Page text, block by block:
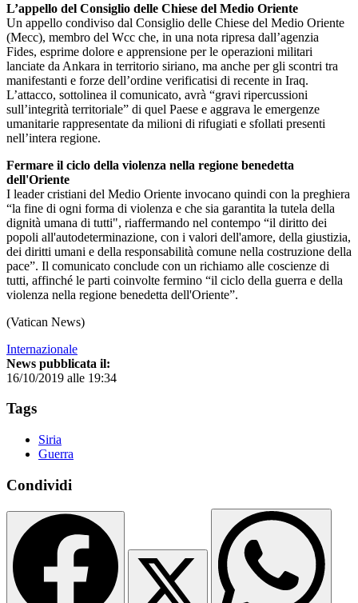
L’appello del Consiglio delle Chiese del Medio Oriente
Un appello condiviso dal Consiglio delle Chiese del Medio Oriente
(Mecc), membro del Wcc che, in una nota ripresa dall’agenzia
Fides, esprime dolore e apprensione per le operazioni militari
lanciate da Ankara in territorio siriano, ma anche per gli scontri tra
manifestanti e forze dell’ordine verificatisi di recente in Iraq.
L’attacco, sottolinea il comunicato, avrà “gravi ripercussioni
sull’integrità territoriale” di quel Paese e aggrava le emergenze
umanitarie rappresentate da milioni di rifugiati e sfollati presenti
nell’intera regione.
Fermare il ciclo della violenza nella regione benedetta
dell'Oriente
I leader cristiani del Medio Oriente invocano quindi con la preghiera
“la fine di ogni forma di violenza e che sia garantita la tutela della
dignità umana di tutti", riaffermando nel contempo “il diritto dei
popoli all'autodeterminazione, con i valori dell'amore, della giustizia,
dei diritti umani e della responsabilità comune nella costruzione della
pace”. Il comunicato conclude con un richiamo alle coscienze di
tutti, affinché le parti coinvolte fermino “il ciclo della guerra e della
violenza nella regione benedetta dell'Oriente”.
(Vatican News)
Internazionale
News pubblicata il:
16/10/2019 alle 19:34
Tags
Siria
Guerra
Condividi